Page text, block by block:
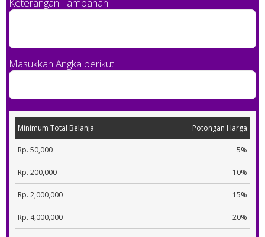
Masukkan Angka berikut
Minimum Total Belanja Potongan Harga
Rp. 50,000 5%
Rp. 200,000 10%
Rp. 2,000,000 15%
Rp. 4,000,000 20%